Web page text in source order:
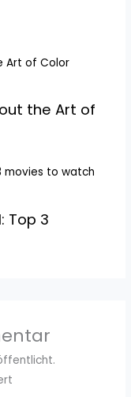
the Art of
Top 3